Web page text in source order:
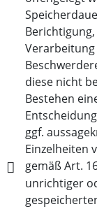
diese nicht
Bestehen
ggf.
Einzelheiten
gemäß Art.
unrichtiger